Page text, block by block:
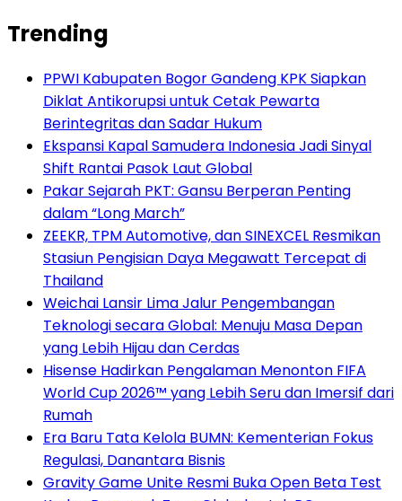
Trending
PPWI Kabupaten Bogor Gandeng KPK Siapkan
Diklat Antikorupsi untuk Cetak Pewarta
Berintegritas dan Sadar Hukum
Ekspansi Kapal Samudera Indonesia Jadi Sinyal
Shift Rantai Pasok Laut Global
Pakar Sejarah PKT: Gansu Berperan Penting
dalam “Long March”
ZEEKR, TPM Automotive, dan SINEXCEL Resmikan
Stasiun Pengisian Daya Megawatt Tercepat di
Thailand
Weichai Lansir Lima Jalur Pengembangan
Teknologi secara Global: Menuju Masa Depan
yang Lebih Hijau dan Cerdas
Hisense Hadirkan Pengalaman Menonton FIFA
World Cup 2026™ yang Lebih Seru dan Imersif dari
Rumah
Era Baru Tata Kelola BUMN: Kementerian Fokus
Regulasi, Danantara Bisnis
Gravity Game Unite Resmi Buka Open Beta Test